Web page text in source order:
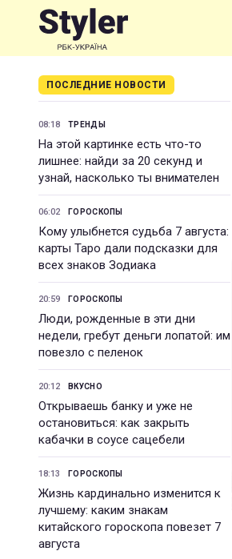
ПОСЛЕДНИЕ НОВОСТИ
08:18 ТРЕНДЫ
На этой картинке есть что-то
лишнее: найди за 20 секунд и
узнай, насколько ты внимателен
06:02 ГОРОСКОПЫ
Кому улыбнется судьба 7 августа:
карты Таро дали подсказки для
всех знаков Зодиака
20:59 ГОРОСКОПЫ
Люди, рожденные в эти дни
недели, гребут деньги лопатой: им
повезло с пеленок
20:12 ВКУСНО
Открываешь банку и уже не
остановиться: как закрыть
кабачки в соусе сацебели
18:13 ГОРОСКОПЫ
Жизнь кардинально изменится к
лучшему: каким знакам
китайского гороскопа повезет 7
августа